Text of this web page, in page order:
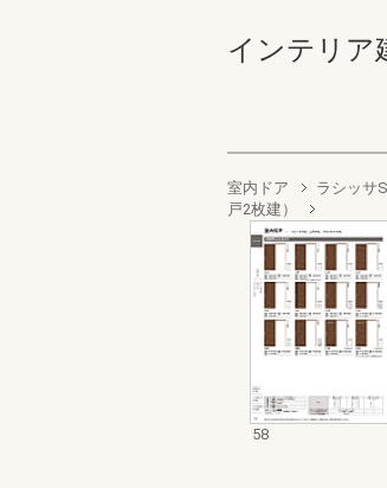
インテリア
室内ドア ラシッサ
戸2枚建）
58